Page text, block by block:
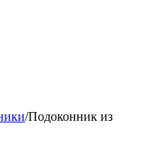
/Подоконник из